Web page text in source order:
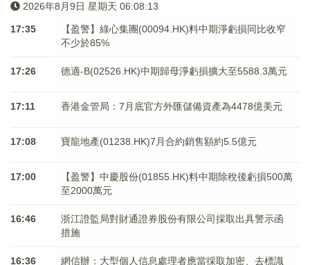
2026年8月9日 星期天 06:08:13
17:35
【盈警】綠心集團(00094.HK)料中期淨虧損同比收窄
不少於85%
17:26 德適-B(02526.HK)中期歸母淨虧損擴大至5588.3萬元
17:11 香港金管局：7月底官方外匯儲備資產為4478億美元
17:08 寶龍地產(01238.HK)7月合約銷售額約5.5億元
17:00
【盈警】中慶股份(01855.HK)料中期除稅後虧損500萬
至2000萬元
16:46
浙江證監局對財通證券股份有限公司採取出具警示函
措施
16:36
網信辦：大型個人信息處理者應當採取加密、去標識